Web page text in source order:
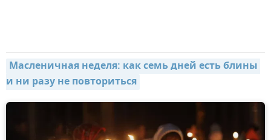
Масленичная неделя: как семь дней есть блины
и ни разу не повториться